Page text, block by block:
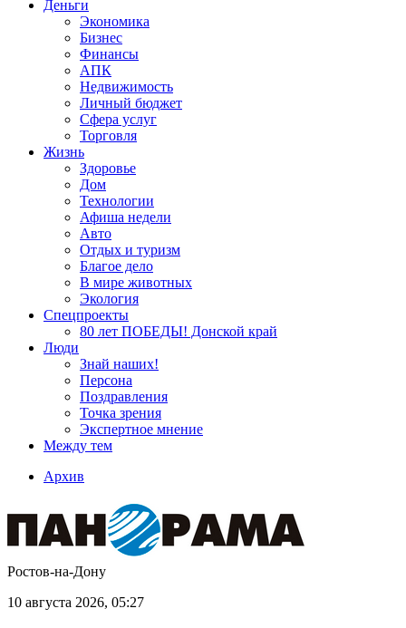
Деньги
Экономика
Бизнес
Финансы
АПК
Недвижимость
Личный бюджет
Сфера услуг
Торговля
Жизнь
Здоровье
Дом
Технологии
Афиша недели
Авто
Отдых и туризм
Благое дело
В мире животных
Экология
Спецпроекты
80 лет ПОБЕДЫ! Донской край
Люди
Знай наших!
Персона
Поздравления
Точка зрения
Экспертное мнение
Между тем
Архив
Ростов-на-Дону
10 августа 2026, 05:27